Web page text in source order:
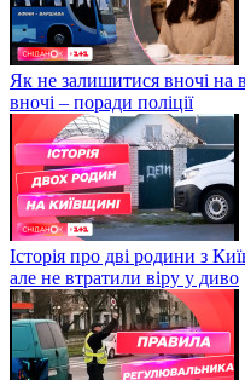
Як не залишитися вночі на
вночі – поради поліції
Історія про дві родини з
але не втратили віру у диво